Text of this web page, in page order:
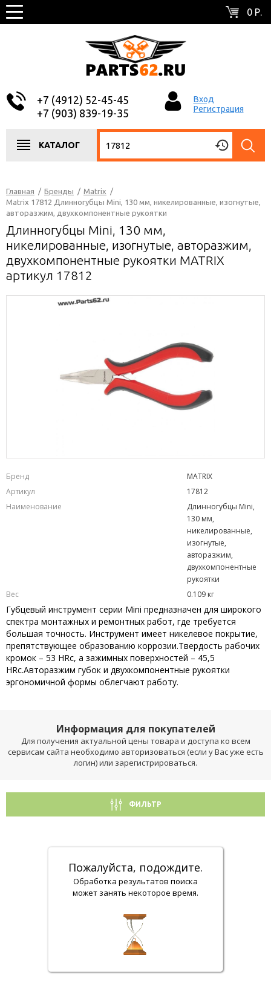
0 Р.
+7 (4912) 52-45-45
+7 (903) 839-19-35
Вход
Регистрация
КАТАЛОГ
Главная / Бренды / Matrix /
Matrix 17812 Длинногубцы Mini, 130 мм, никелированные, изогнутые,
авторазжим, двухкомпонентные рукоятки
Длинногубцы Mini, 130 мм,
никелированные, изогнутые, авторазжим,
двухкомпонентные рукоятки MATRIX
артикул 17812
Бренд
MATRIX
Артикул
17812
Наименование
Длинногубцы Mini,
130 мм,
никелированные,
изогнутые,
авторазжим,
двухкомпонентные
рукоятки
Вес
0.109 кг
Губцевый инструмент серии Mini предназначен для широкого
спектра монтажных и ремонтных работ, где требуется
большая точность. Инструмент имеет никелевое покрытие,
препятствующее образованию коррозии.Твердость рабочих
кромок – 53 HRc, а зажимных поверхностей – 45,5
HRc.Авторазжим губок и двухкомпонентные рукоятки
эргономичной формы облегчают работу.
Информация для покупателей
Для получения актуальной цены товара и доступа ко всем
сервисам сайта необходимо авторизоваться (если у Вас уже есть
логин) или зарегистрироваться.
ФИЛЬТР
Пожалуйста, подождите.
Обработка результатов поиска
может занять некоторое время.